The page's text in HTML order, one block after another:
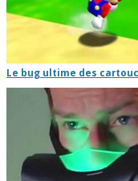
Le bug ultime des